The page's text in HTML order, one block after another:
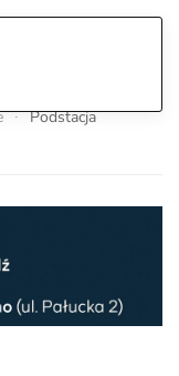
Podstacja